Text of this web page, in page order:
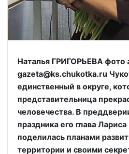
Наталья ГРИГОРЬЕВА фото
gazeta@ks.chukotka.ru
единственный в округе,
представительница
человечества. В
праздника его глава
поделилась планами
территории и своими